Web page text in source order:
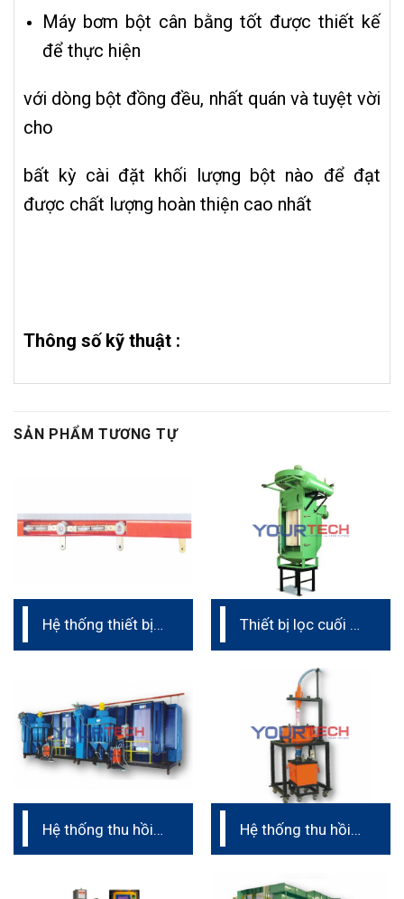
Máy bơm bột cân bằng tốt được thiết kế
để thực hiện
với dòng bột đồng đều, nhất quán và tuyệt vời
cho
bất kỳ cài đặt khối lượng bột nào để đạt
được chất lượng hoàn thiện cao nhất
Thông số kỹ thuật :
SẢN PHẨM TƯƠNG TỰ
Hệ thống thiết bị
Thiết bị lọc cuối –
chuyền phun sơn
tĩnh điện)
Hệ thống thu hồi
Hệ thống thu hồi
tĩnh điện)